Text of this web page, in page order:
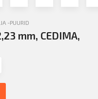
-PUURID
mm, CEDIMA,